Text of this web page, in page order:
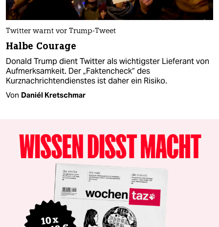
Twitter warnt vor Trump-Tweet
Halbe Courage
Donald Trump dient Twitter als wichtigster Lieferant von
Aufmerksamkeit. Der „Faktencheck“ des
Kurznachrichtendienstes ist daher ein Risiko.
Von Daniél Kretschmar